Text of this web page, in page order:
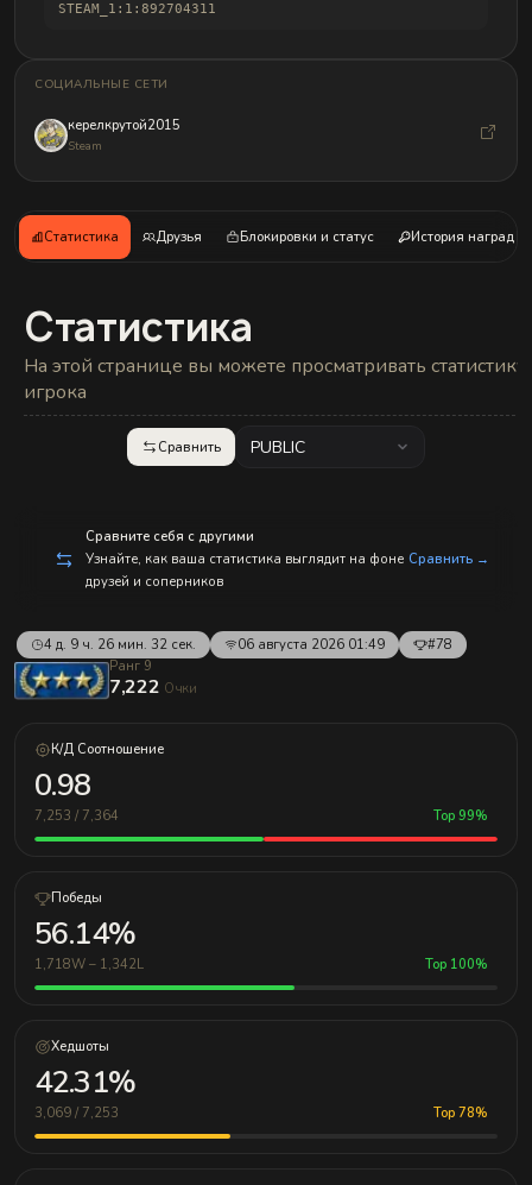
STEAM_1:1:892704311
СОЦИАЛЬНЫЕ СЕТИ
керелкрутой2015
Steam
Статистика Друзья Блокировки и статус История наград
Статистика
На этой странице вы можете просматривать статистику
игрока
Сравнить PUBLIC
Сравните себя с другими
Узнайте, как ваша статистика выглядит на фоне
друзей и соперников
Сравнить →
4 д. 9 ч. 26 мин. 32 сек. 06 августа 2026 01:49
#78
Ранг 9
7,222 Очки
К/Д Соотношение
0.98
7,253 / 7,364 Top 99%
Победы
56.14%
1,718W – 1,342L Top 100%
Хедшоты
42.31%
3,069 / 7,253 Top 78%
д
л
в